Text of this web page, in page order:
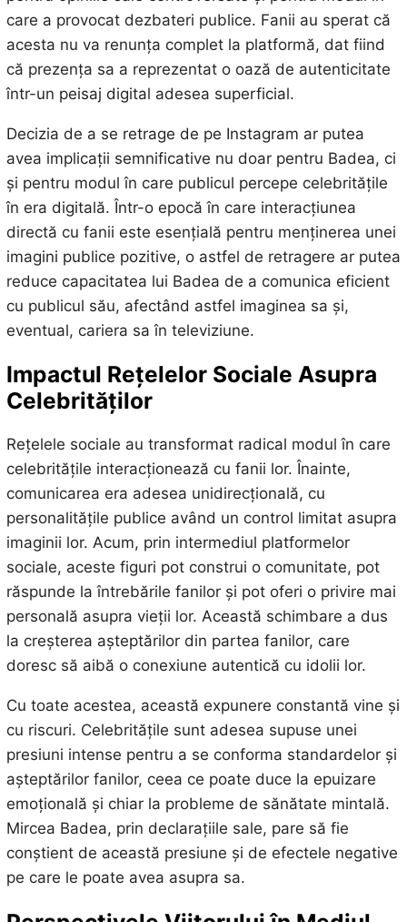
care a provocat dezbateri publice. Fanii au sperat că
acesta nu va renunța complet la platformă, dat fiind
că prezența sa a reprezentat o oază de autenticitate
într-un peisaj digital adesea superficial.
Decizia de a se retrage de pe Instagram ar putea
avea implicații semnificative nu doar pentru Badea, ci
și pentru modul în care publicul percepe celebritățile
în era digitală. Într-o epocă în care interacțiunea
directă cu fanii este esențială pentru menținerea unei
imagini publice pozitive, o astfel de retragere ar putea
reduce capacitatea lui Badea de a comunica eficient
cu publicul său, afectând astfel imaginea sa și,
eventual, cariera sa în televiziune.
Impactul Rețelelor Sociale Asupra
Celebrităților
Rețelele sociale au transformat radical modul în care
celebritățile interacționează cu fanii lor. Înainte,
comunicarea era adesea unidirecțională, cu
personalitățile publice având un control limitat asupra
imaginii lor. Acum, prin intermediul platformelor
sociale, aceste figuri pot construi o comunitate, pot
răspunde la întrebările fanilor și pot oferi o privire mai
personală asupra vieții lor. Această schimbare a dus
la creșterea așteptărilor din partea fanilor, care
doresc să aibă o conexiune autentică cu idolii lor.
Cu toate acestea, această expunere constantă vine și
cu riscuri. Celebritățile sunt adesea supuse unei
presiuni intense pentru a se conforma standardelor și
așteptărilor fanilor, ceea ce poate duce la epuizare
emoțională și chiar la probleme de sănătate mintală.
Mircea Badea, prin declarațiile sale, pare să fie
conștient de această presiune și de efectele negative
pe care le poate avea asupra sa.